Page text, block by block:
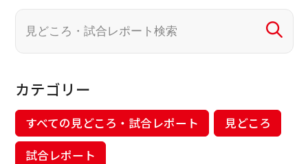
カテゴリー
すべての見どころ・試合レポート
見どころ
試合レポート